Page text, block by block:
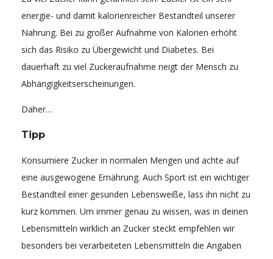
energie- und damit kalorienreicher Bestandteil unserer
Nahrung. Bei zu großer Aufnahme von Kalorien erhöht
sich das Risiko zu Übergewicht und Diabetes. Bei
dauerhaft zu viel Zuckeraufnahme neigt der Mensch zu
Abhängigkeitserscheinungen.
Daher…
Tipp
Konsumiere Zucker in normalen Mengen und achte auf
eine ausgewogene Ernährung. Auch Sport ist ein wichtiger
Bestandteil einer gesunden Lebensweiße, lass ihn nicht zu
kurz kommen. Um immer genau zu wissen, was in deinen
Lebensmitteln wirklich an Zucker steckt empfehlen wir
besonders bei verarbeiteten Lebensmitteln die Angaben